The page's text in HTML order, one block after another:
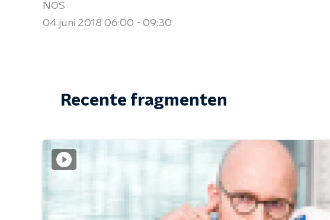
NOS
04 juni 2018 06:00 - 09:30
Recente fragmenten